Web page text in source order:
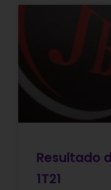
Resultado
1T21